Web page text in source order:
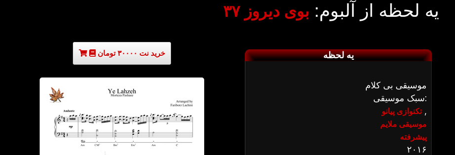
یه لحظه از آلبوم: بوی دیروز ۳۷
خرید نت ۳۰۰۰۰ تومان یه لحظه
موسیقی بی کلام
سبک موسیقی:
تکنوازی پیانو,
موسیقی ملایم
پیشرفته
۲۰۱۶